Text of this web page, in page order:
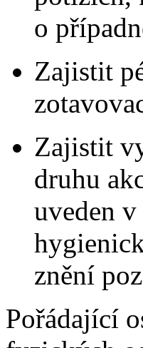
o
Zajistit
Zajistit
druhu
uveden
znění
Pořádající